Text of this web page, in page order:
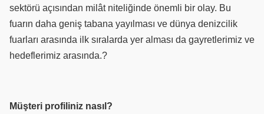
sektörü açısından milât niteliğinde önemli bir olay. Bu
fuarın daha geniş tabana yayılması ve dünya denizcilik
fuarları arasında ilk sıralarda yer alması da gayretlerimiz ve
hedeflerimiz arasında.?
Müşteri profiliniz nasıl?